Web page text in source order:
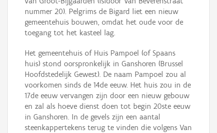
nummer 20). Pelgrims de Bigard liet een nieuw
gemeentehuis bouwen, omdat het oude voor de
toegang tot het kasteel lag.
Het gemeentehuis of Huis Pampoel (of Spaans
huis) stond oorspronkelijk in Ganshoren (Brussel
Hoofdstedelijk Gewest). De naam Pampoel zou al
voorkomen sinds de 14de eeuw. Het huis zou in de
17de eeuw vervangen zijn door een nieuw gebouw
en zal als hoeve dienst doen tot begin 20ste eeuw
in Ganshoren. In de gevels zijn een aantal
steenkappertekens terug te vinden die volgens Van